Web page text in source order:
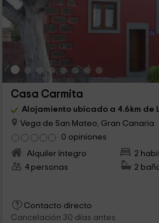
Casa Carmita
Alojamiento ubicado a 4.6km de
Vega de San Mateo, Gran Canaria
0 opiniones
Alquiler íntegro
2
4 personas
2
Contacto directo
Cancelación 30 días antes